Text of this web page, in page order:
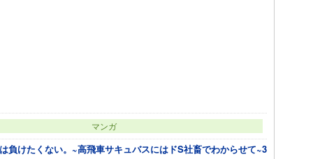
マンガ
負けたくない。~高飛車サキュバスにはドS社畜でわからせて~3